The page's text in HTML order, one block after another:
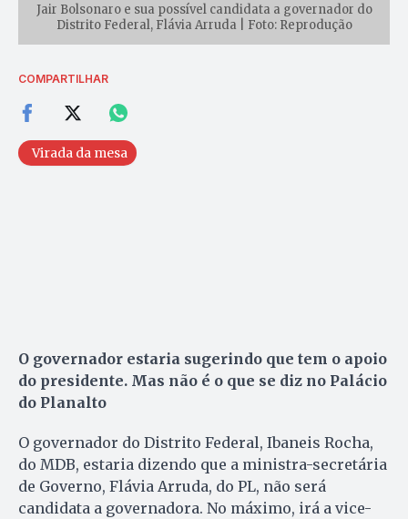
Jair Bolsonaro e sua possível candidata a governador do
Distrito Federal, Flávia Arruda | Foto: Reprodução
COMPARTILHAR
Virada da mesa
O governador estaria sugerindo que tem o apoio
do presidente. Mas não é o que se diz no Palácio
do Planalto
O governador do Distrito Federal, Ibaneis Rocha,
do MDB, estaria dizendo que a ministra-secretária
de Governo, Flávia Arruda, do PL, não será
candidata a governadora. No máximo, irá a vice-